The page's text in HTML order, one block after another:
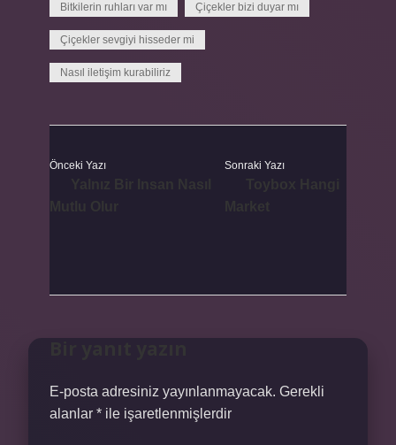
Bitkilerin ruhları var mı Çiçekler bizi duyar mı
Çiçekler sevgiyi hisseder mi
Nasıl iletişim kurabiliriz
Önceki Yazı Sonraki Yazı
E-posta adresiniz yayınlanmayacak. Gerekli
alanlar * ile işaretlenmişlerdir